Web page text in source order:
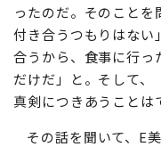
しよう」と決めたの
彼が、同じグルー
ったのだ。そのことを
付き合うつもりはない
合うから、食事に行っ
だけだ」と。そして